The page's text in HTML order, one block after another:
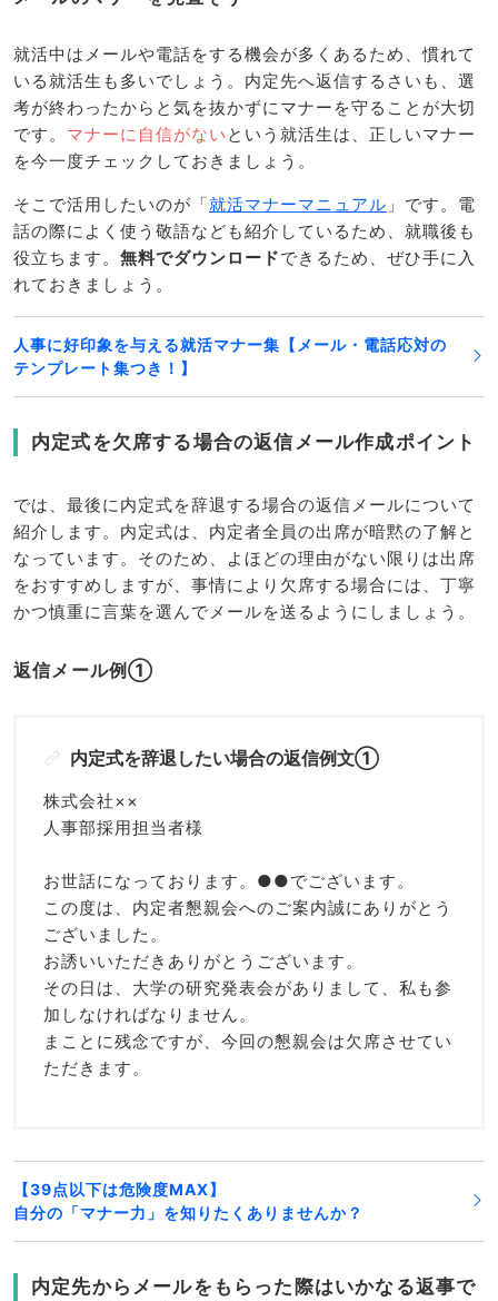
就活中はメールや電話をする機会が多くあるため、慣れて
いる就活生も多いでしょう。内定先へ返信するさいも、選
考が終わったからと気を抜かずにマナーを守ることが大切
です。 マナーに自信がない という就活生は、正しいマナー
を今一度チェックしておきましょう。
そこで活用したいのが「就活マナーマニュアル 」です。電
話の際によく使う敬語なども紹介しているため、就職後も
役立ちます。 無料でダウンロードできるため、ぜひ手に入
れておきましょう。
人事に好印象を与える就活マナー集【メール・電話応対の
テンプレート集つき！】
内定式を欠席する場合の返信メール作成ポイント
では、最後に内定式を辞退する場合の返信メールについて
紹介します。内定式は、内定者全員の出席が暗黙の了解と
なっています。そのため、よほどの理由がない限りは出席
をおすすめしますが、事情により欠席する場合には、丁寧
かつ慎重に言葉を選んでメールを送るようにしましょう。
返信メール例①
内定式を辞退したい場合の返信例文①
株式会社××
人事部採用担当者様
お世話になっております。●●でございます。
この度は、内定者懇親会へのご案内誠にありがとう
ございました。
お誘いいただきありがとうございます。
その日は、大学の研究発表会がありまして、私も参
加しなければなりません。
まことに残念ですが、今回の懇親会は欠席させてい
ただきます。
【39点以下は危険度MAX】
自分の「マナー力」を知りたくありませんか？
内定先からメールをもらった際はいかなる返事で